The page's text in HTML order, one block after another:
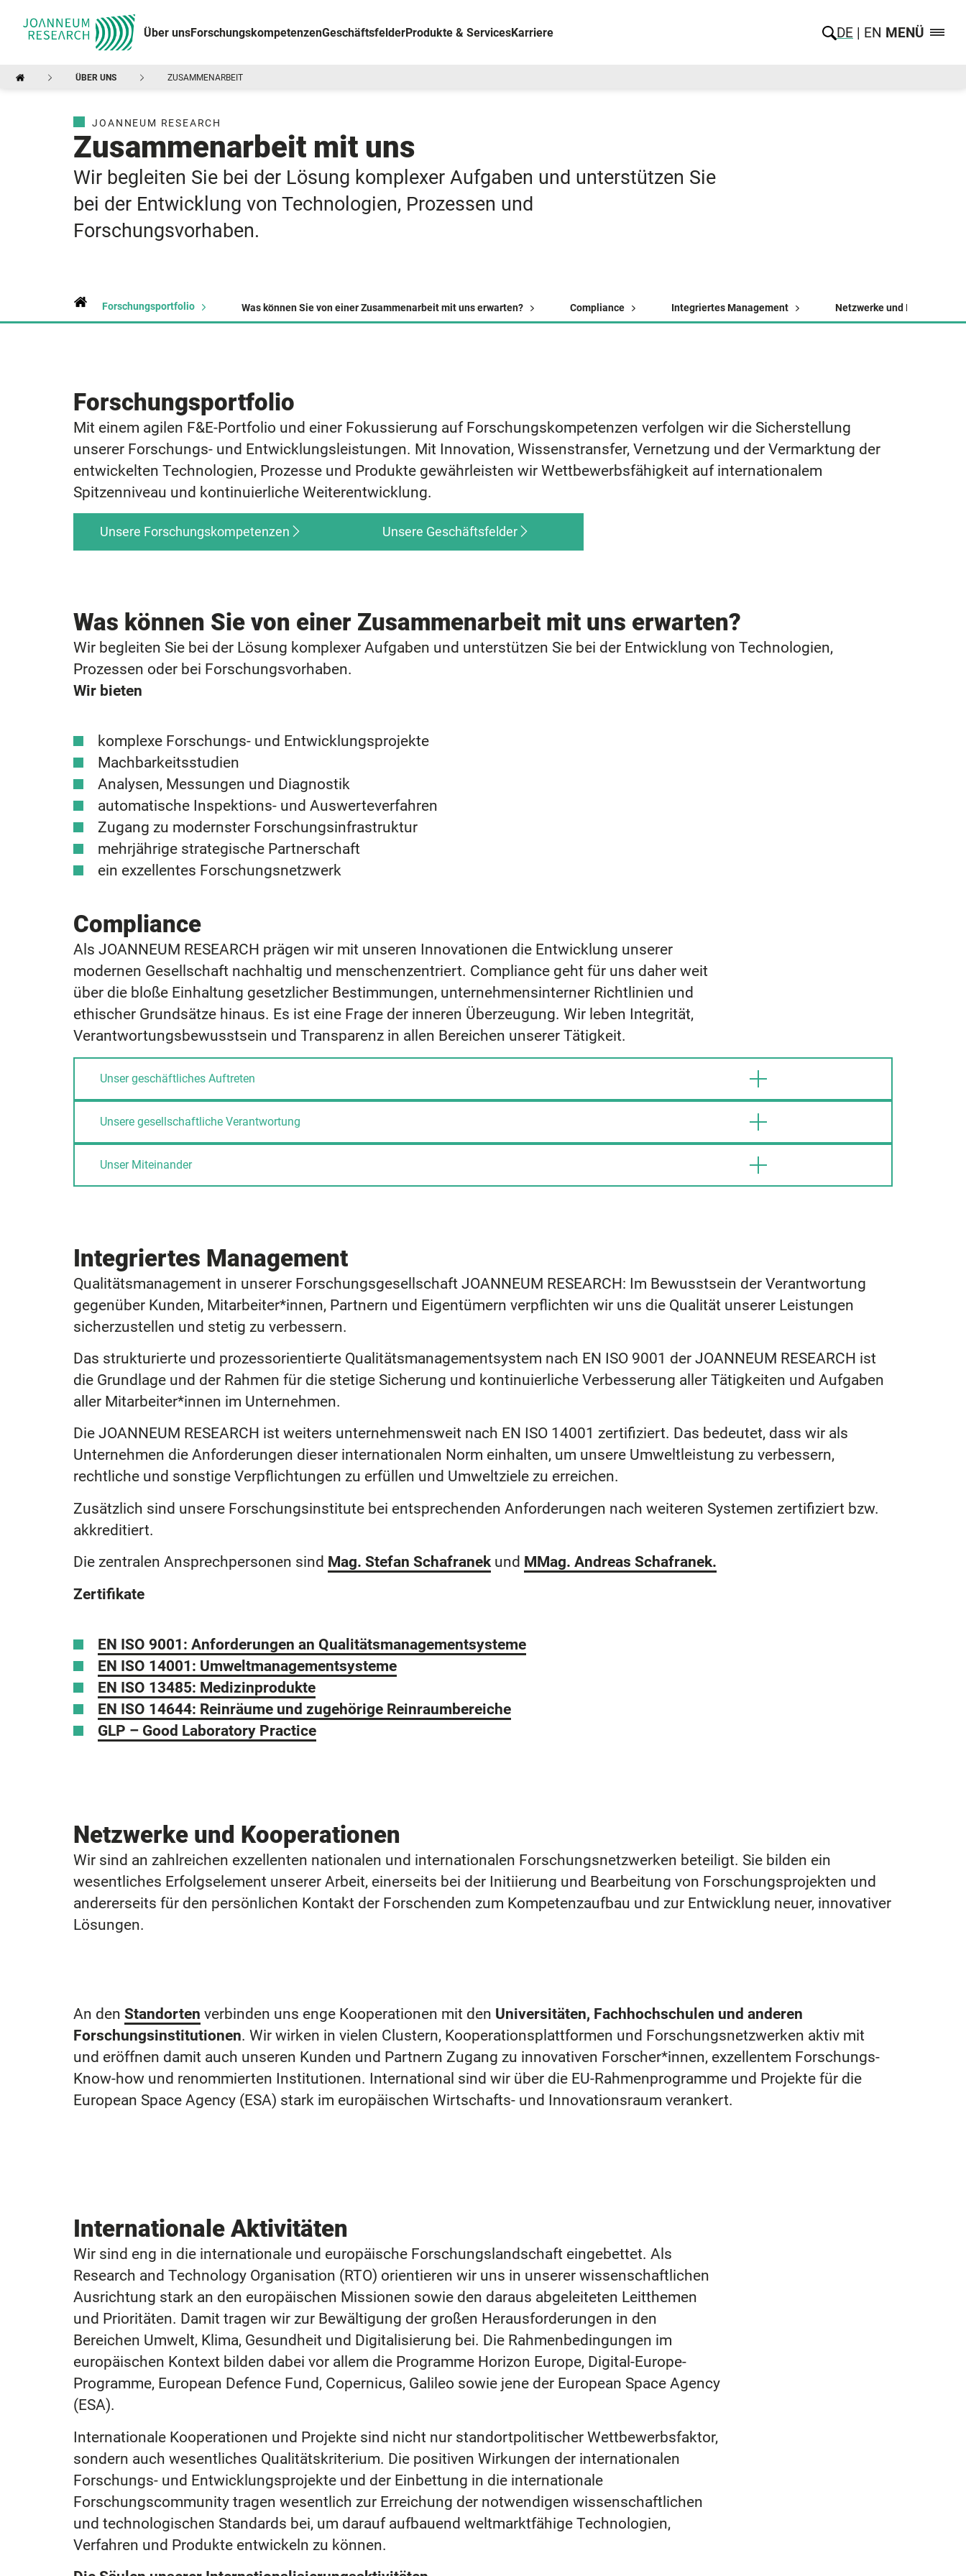
Über unsForschungskompetenzenGeschäftsfelderProdukte & ServicesKarriere DE EN MENÜ
ÜBER UNS ZUSAMMENARBEIT
JOANNEUM RESEARCH
Zusammenarbeit mit uns
Wir begleiten Sie bei der Lösung komplexer Aufgaben und unterstützen Sie
bei der Entwicklung von Technologien, Prozessen und
Forschungsvorhaben.
Forschungsportfolio Was können Sie von einer Zusammenarbeit mit uns erwarten? Compliance Integriertes Management Netzwerke und
Forschungsportfolio
Mit einem agilen F&E-Portfolio und einer Fokussierung auf Forschungskompetenzen verfolgen wir die Sicherstellung
unserer Forschungs- und Entwicklungsleistungen. Mit Innovation, Wissenstransfer, Vernetzung und der Vermarktung der
entwickelten Technologien, Prozesse und Produkte gewährleisten wir Wettbewerbsfähigkeit auf internationalem
Spitzenniveau und kontinuierliche Weiterentwicklung.
Unsere Forschungskompetenzen Unsere Geschäftsfelder
Was können Sie von einer Zusammenarbeit mit uns erwarten?
Wir begleiten Sie bei der Lösung komplexer Aufgaben und unterstützen Sie bei der Entwicklung von Technologien,
Prozessen oder bei Forschungsvorhaben.
Wir bieten
komplexe Forschungs- und Entwicklungsprojekte
Machbarkeitsstudien
Analysen, Messungen und Diagnostik
automatische Inspektions- und Auswerteverfahren
Zugang zu modernster Forschungsinfrastruktur
mehrjährige strategische Partnerschaft
ein exzellentes Forschungsnetzwerk
Compliance
Als JOANNEUM RESEARCH prägen wir mit unseren Innovationen die Entwicklung unserer
modernen Gesellschaft nachhaltig und menschenzentriert. Compliance geht für uns daher weit
über die bloße Einhaltung gesetzlicher Bestimmungen, unternehmensinterner Richtlinien und
ethischer Grundsätze hinaus. Es ist eine Frage der inneren Überzeugung. Wir leben Integrität,
Verantwortungsbewusstsein und Transparenz in allen Bereichen unserer Tätigkeit.
Unser geschäftliches Auftreten
Unsere gesellschaftliche Verantwortung
Unser Miteinander
Integriertes Management
Qualitätsmanagement in unserer Forschungsgesellschaft JOANNEUM RESEARCH: Im Bewusstsein der Verantwortung
gegenüber Kunden, Mitarbeiter*innen, Partnern und Eigentümern verpflichten wir uns die Qualität unserer Leistungen
sicherzustellen und stetig zu verbessern.
Das strukturierte und prozessorientierte Qualitätsmanagementsystem nach EN ISO 9001 der JOANNEUM RESEARCH ist
die Grundlage und der Rahmen für die stetige Sicherung und kontinuierliche Verbesserung aller Tätigkeiten und Aufgaben
aller Mitarbeiter*innen im Unternehmen.
Die JOANNEUM RESEARCH ist weiters unternehmensweit nach EN ISO 14001 zertifiziert. Das bedeutet, dass wir als
Unternehmen die Anforderungen dieser internationalen Norm einhalten, um unsere Umweltleistung zu verbessern,
rechtliche und sonstige Verpflichtungen zu erfüllen und Umweltziele zu erreichen.
Zusätzlich sind unsere Forschungsinstitute bei entsprechenden Anforderungen nach weiteren Systemen zertifiziert bzw.
akkreditiert.
Die zentralen Ansprechpersonen sind Mag. Stefan Schafranekund MMag. Andreas Schafranek.
Zertifikate
EN ISO 9001: Anforderungen an Qualitätsmanagementsysteme
EN ISO 14001: Umweltmanagementsysteme
EN ISO 13485: Medizinprodukte
EN ISO 14644: Reinräume und zugehörige Reinraumbereiche
GLP – Good Laboratory Practice
Netzwerke und Kooperationen
Wir sind an zahlreichen exzellenten nationalen und internationalen Forschungsnetzwerken beteiligt. Sie bilden ein
wesentliches Erfolgselement unserer Arbeit, einerseits bei der Initiierung und Bearbeitung von Forschungsprojekten und
andererseits für den persönlichen Kontakt der Forschenden zum Kompetenzaufbau und zur Entwicklung neuer, innovativer
Lösungen.
An den Standorten verbinden uns enge Kooperationen mit den Universitäten, Fachhochschulen und anderen
Forschungsinstitutionen. Wir wirken in vielen Clustern, Kooperationsplattformen und Forschungsnetzwerken aktiv mit
und eröffnen damit auch unseren Kunden und Partnern Zugang zu innovativen Forscher*innen, exzellentem Forschungs-
Know-how und renommierten Institutionen. International sind wir über die EU-Rahmenprogramme und Projekte für die
European Space Agency (ESA) stark im europäischen Wirtschafts- und Innovationsraum verankert.
Internationale Aktivitäten
Wir sind eng in die internationale und europäische Forschungslandschaft eingebettet. Als
Research and Technology Organisation (RTO) orientieren wir uns in unserer wissenschaftlichen
Ausrichtung stark an den europäischen Missionen sowie den daraus abgeleiteten Leitthemen
und Prioritäten. Damit tragen wir zur Bewältigung der großen Herausforderungen in den
Bereichen Umwelt, Klima, Gesundheit und Digitalisierung bei. Die Rahmenbedingungen im
europäischen Kontext bilden dabei vor allem die Programme Horizon Europe, Digital-Europe-
Programme, European Defence Fund, Copernicus, Galileo sowie jene der European Space Agency
(ESA).
Internationale Kooperationen und Projekte sind nicht nur standortpolitischer Wettbewerbsfaktor,
sondern auch wesentliches Qualitätskriterium. Die positiven Wirkungen der internationalen
Forschungs- und Entwicklungsprojekte und der Einbettung in die internationale
Forschungscommunity tragen wesentlich zur Erreichung der notwendigen wissenschaftlichen
und technologischen Standards bei, um darauf aufbauend weltmarktfähige Technologien,
Verfahren und Produkte entwickeln zu können.